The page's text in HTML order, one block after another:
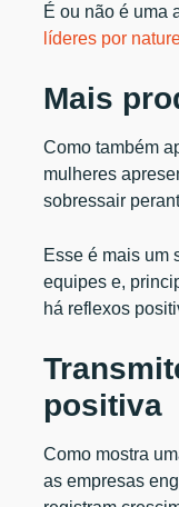
É ou não é uma
líderes por
Mais
Como também
mulheres
sobressair
Esse é mais um
equipes e,
há reflexos
positiva
Como mostra
as empresas